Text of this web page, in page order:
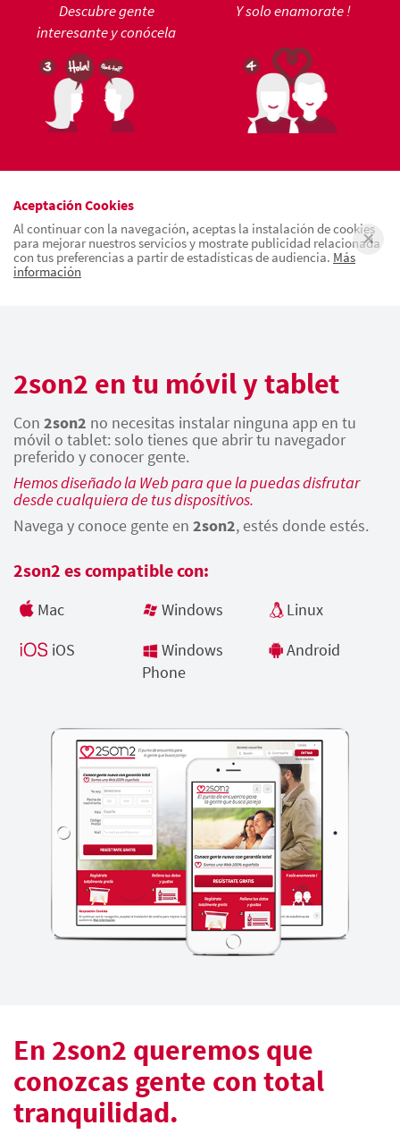
Descubre gente
interesante y conócela
Y solo enamorate !
Aceptación Cookies
Al continuar con la navegación, aceptas la instalación de cookies
para mejorar nuestros servicios y mostrate publicidad relacionada
con tus preferencias a partir de estadísticas de audiencia. Más
información
2son2 en tu móvil y tablet
Con 2son2 no necesitas instalar ninguna app en tu
móvil o tablet: solo tienes que abrir tu navegador
preferido y conocer gente.
Hemos diseñado la Web para que la puedas disfrutar
desde cualquiera de tus dispositivos.
Navega y conoce gente en 2son2, estés donde estés.
2son2 es compatible con:
Mac Windows
Linux
iOS
Windows
Phone
Android
En 2son2 queremos que
conozcas gente con total
tranquilidad.